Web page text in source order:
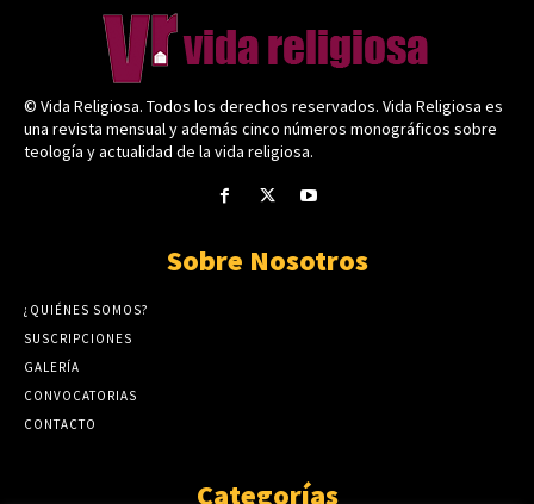
© Vida Religiosa. Todos los derechos reservados. Vida Religiosa es
una revista mensual y además cinco números monográficos sobre
teología y actualidad de la vida religiosa.
Sobre Nosotros
¿QUIÉNES SOMOS?
SUSCRIPCIONES
GALERÍA
CONVOCATORIAS
CONTACTO
Categorías